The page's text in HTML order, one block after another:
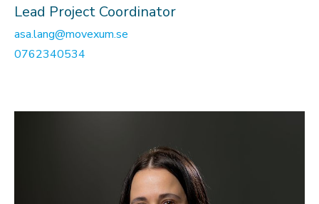
Lead Project Coordinator
asa.lang@movexum.se
0762340534